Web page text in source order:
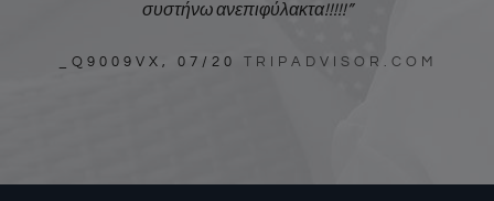
συστήνω ανεπιφύλακτα!!!!!”
_Q9009VX , 07/20 TRIPADVISOR.COM